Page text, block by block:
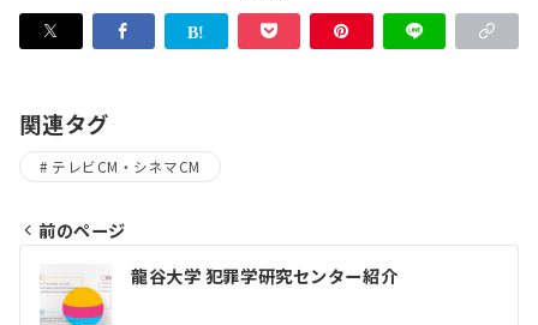
関連タグ
テレビCM・シネマCM
稿
前のページ
龍谷大学 犯罪学研究センター紹介